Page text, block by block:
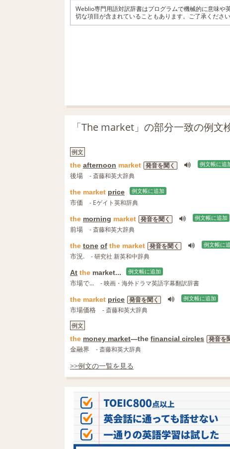
Weblio専門用語対訳辞書はプログラムで機械的に意味や
切な項目が含まれていることもあります。ご了承ください
「The market」の部分一致の例文
例文
the afternoon market 発音を聞く 例文帳に追
後場 - 斎藤和英大辞典
the market price 例文帳に追加
市価 - Eゲイト英和辞典
the morning market 発音を聞く 例文帳に追加
前場 - 斎藤和英大辞典
the tone of the market 発音を聞く 例文帳に
市況. - 研究社 新英和中辞典
At the market... 例文帳に追加
市場で... - 映画・海外ドラマ英語字幕翻訳辞書
the market price 発音を聞く 例文帳に追加
市場価格
- 斎藤和英大辞典
例文
the money market―the financial circles 発音を
金融界 - 斎藤和英大辞典
>>例文の一覧を見る